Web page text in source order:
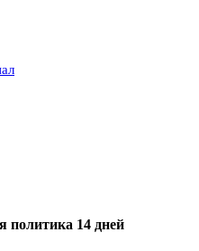
политика 14 дней